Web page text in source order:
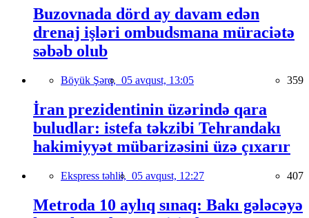
Buzovnada dörd ay davam edən
drenaj işləri ombudsmana müraciətə
səbəb olub
Böyük Şərq, 05 avqust, 13:05 359
İran prezidentinin üzərində qara
buludlar: istefa təkzibi Tehrandakı
hakimiyyət mübarizəsini üzə çıxarır
Ekspress təhlil, 05 avqust, 12:27 407
Metroda 10 aylıq sınaq: Bakı gələcəyə